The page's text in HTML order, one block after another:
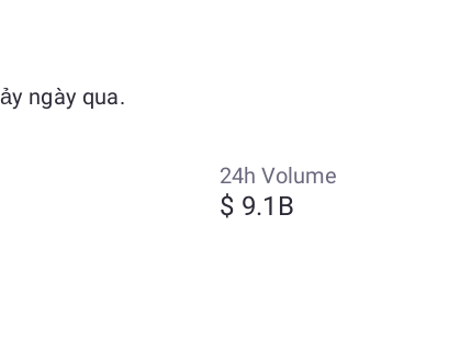
ngày qua.
24h Volume
$ 9.1B